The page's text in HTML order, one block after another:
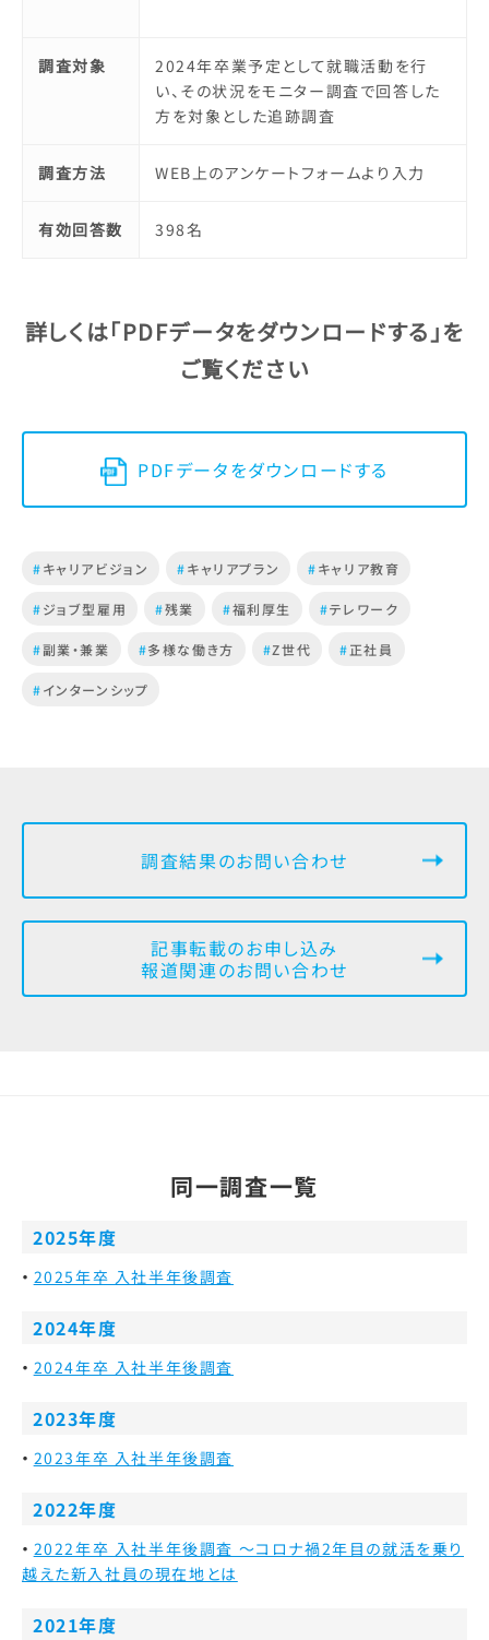
調査対象
2024年卒業予定として就職活動を行
い、その状況をモニター調査で回答した
方を対象とした追跡調査
調査方法 WEB上のアンケートフォームより入力
有効回答数 398名
詳しくは「PDFデータをダウンロードする」を
ご覧ください
PDFデータをダウンロードする
#キャリアビジョン #キャリアプラン #キャリア教育
#ジョブ型雇用 #残業 #福利厚生 #テレワーク
#副業・兼業 #多様な働き方 #Z世代 #正社員
#インターンシップ
調査結果のお問い合わせ
記事転載のお申し込み
報道関連のお問い合わせ
同一調査一覧
2025年度
2025年卒 入社半年後調査
2024年度
2024年卒 入社半年後調査
2023年度
2023年卒 入社半年後調査
2022年度
2022年卒 入社半年後調査 ～コロナ禍2年目の就活を乗り
越えた新入社員の現在地とは
2021年度